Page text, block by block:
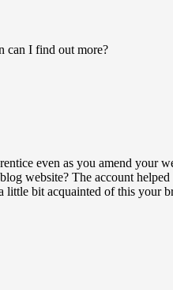
can I find out more?
even as you amend your
website? The account helped
little bit acquainted of this your